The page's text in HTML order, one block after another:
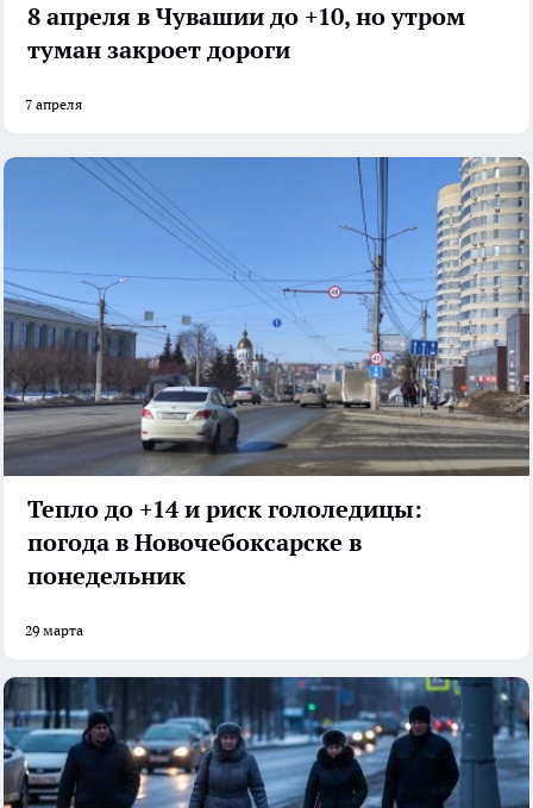
8 апреля в Чувашии до +10, но утром
туман закроет дороги
7 апреля
Тепло до +14 и риск гололедицы:
погода в Новочебоксарске в
понедельник
29 марта